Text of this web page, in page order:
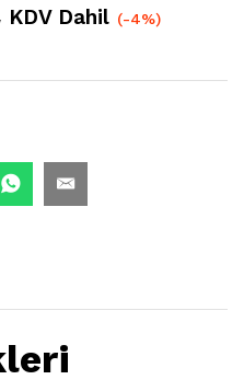
KDV Dahil (-4%)